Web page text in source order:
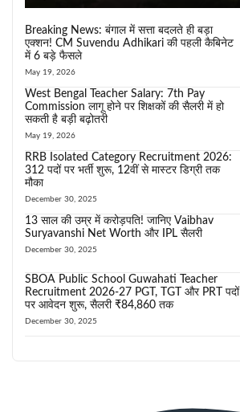
Breaking News: बंगाल में सत्ता बदलते ही बड़ा
एक्शन! CM Suvendu Adhikari की पहली कैबिनेट
में 6 बड़े फैसले
May 19, 2026
West Bengal Teacher Salary: 7th Pay
Commission लागू होने पर शिक्षकों की सैलरी में हो
सकती है बड़ी बढ़ोतरी
May 19, 2026
RRB Isolated Category Recruitment 2026:
312 पदों पर भर्ती शुरू, 12वीं से मास्टर डिग्री तक
मौका
December 30, 2025
13 साल की उम्र में करोड़पति! जानिए Vaibhav
Suryavanshi Net Worth और IPL सैलरी
December 30, 2025
SBOA Public School Guwahati Teacher
Recruitment 2026-27 PGT, TGT और PRT पदों
पर आवेदन शुरू, सैलरी ₹84,860 तक
December 30, 2025